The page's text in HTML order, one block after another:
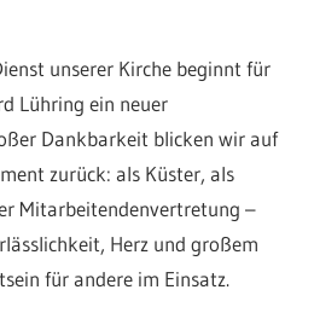
unserer Kirche beginnt für
Lühring ein neuer
Dankbarkeit blicken wir auf
zurück: als Küster, als
Mitarbeitendenvertretung –
Herz und großem
für andere im Einsatz.